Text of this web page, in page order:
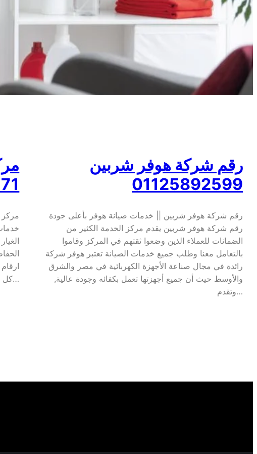
مركز
كل العملاء ويستطيع القيام بتصليح جميع…
رقم شركة هوفر شربين
01125892599
رقم شركة هوفر شربين || خدمات صيانة هوفر بأعلى جودة
رقم شركة هوفر شربين يقدم مركز الخدمة الكثير من
الضمانات للعملاء الذين وضعوا ثقتهم في المركز وقاموا
بالتعامل معنا وطلب جميع خدمات الصيانة تعتبر هوفر شركة
رائدة في مجال صناعة الأجهزة الكهربائية في مصر والشرق
والأوسط حيث أن جميع أجهزتها تعمل بكفائه وجودة عالية,
وتقدم…